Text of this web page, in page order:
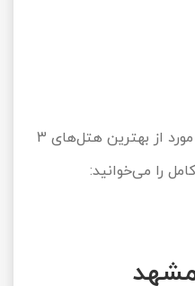
مورد از بهترین هتل‌های 3
را می‌خوانید: